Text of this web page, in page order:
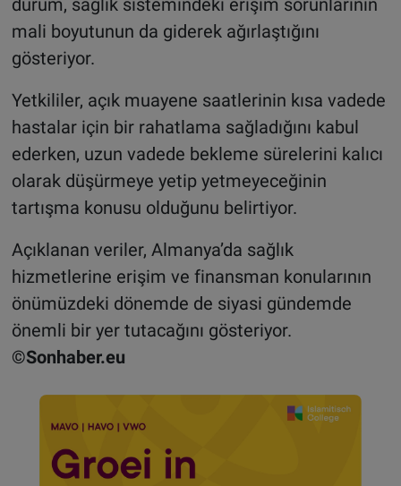
mali boyutunun da giderek ağırlaştığını
gösteriyor.
Yetkililer, açık muayene saatlerinin kısa vadede
hastalar için bir rahatlama sağladığını kabul
ederken, uzun vadede bekleme sürelerini kalıcı
olarak düşürmeye yetip yetmeyeceğinin
tartışma konusu olduğunu belirtiyor.
Açıklanan veriler, Almanya’da sağlık
hizmetlerine erişim ve finansman konularının
önümüzdeki dönemde de siyasi gündemde
önemli bir yer tutacağını gösteriyor.
©Sonhaber.eu